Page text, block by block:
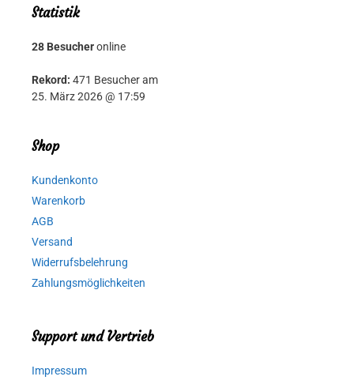
Statistik
28 Besucheronline
Rekord: 471 Besucher am
25. März 2026 @ 17:59
Shop
Kundenkonto
Warenkorb
AGB
Versand
Widerrufsbelehrung
Zahlungsmöglichkeiten
Support und Vertrieb
Impressum